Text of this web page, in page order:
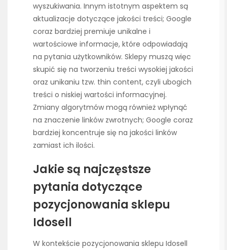
wyszukiwania. Innym istotnym aspektem są
aktualizacje dotyczące jakości treści; Google
coraz bardziej premiuje unikalne i
wartościowe informacje, które odpowiadają
na pytania użytkowników. Sklepy muszą więc
skupić się na tworzeniu treści wysokiej jakości
oraz unikaniu tzw. thin content, czyli ubogich
treści o niskiej wartości informacyjnej.
Zmiany algorytmów mogą również wpłynąć
na znaczenie linków zwrotnych; Google coraz
bardziej koncentruje się na jakości linków
zamiast ich ilości.
Jakie są najczęstsze
pytania dotyczące
pozycjonowania sklepu
Idosell
W kontekście pozycjonowania sklepu Idosell